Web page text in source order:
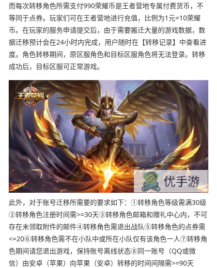
而每次转移角色所需支付990荣耀币是王者营地专属付费货币，不
等同于点券。玩家们可在王者营地进行充值，比例为1元=10荣耀
币。在玩家的服务申请提交后，由于需要搬迁大量的游戏数据，数
据迁移预计会在24小时内完成，用户随时在【转移记录】中查看进
度。角色转移期间，原区服角色和目标区服角色将无法登录。转移
成功后，目标区服可正常游戏。
此外，对于账号迁移所需要的要求如下：①转移角色等级需满30级
②转移角色注册时间需>=30天③转移角色邮箱和赠礼中心内，不可
存在未领取附件的邮件④转移角色需退出战队⑤转移角色的点券需
<=20⑥转移角色需不在小队中或所在小队仅有该角色一人⑦转移角
色期间请您退出游戏，保持账号离线状态⑧同一账号（QQ或微
信）由安卓（苹果）向苹果（安卓）转移的时间间隔需>=90天